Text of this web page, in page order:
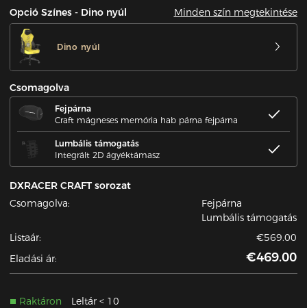
Opció Színes - Dino nyúl Minden szín megtekintése
Dino nyúl
Csomagolva
Fejpárna
Craft mágneses memória hab párna fejpárna
Lumbális támogatás
Integrált 2D ágyéktámasz
DXRACER CRAFT sorozat
Csomagolva:
Fejpárna
Lumbális támogatás
Listaár:
€569.00
Eladási ár:
€469.00
Raktáron Leltár < 10